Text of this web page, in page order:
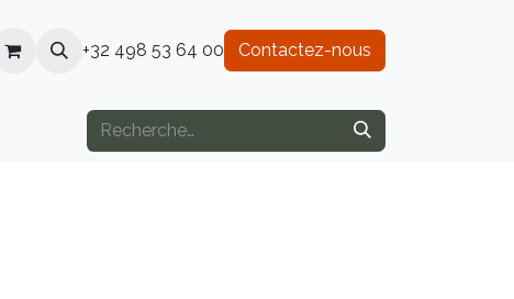
+32 498 53 64 00 Contactez-nous